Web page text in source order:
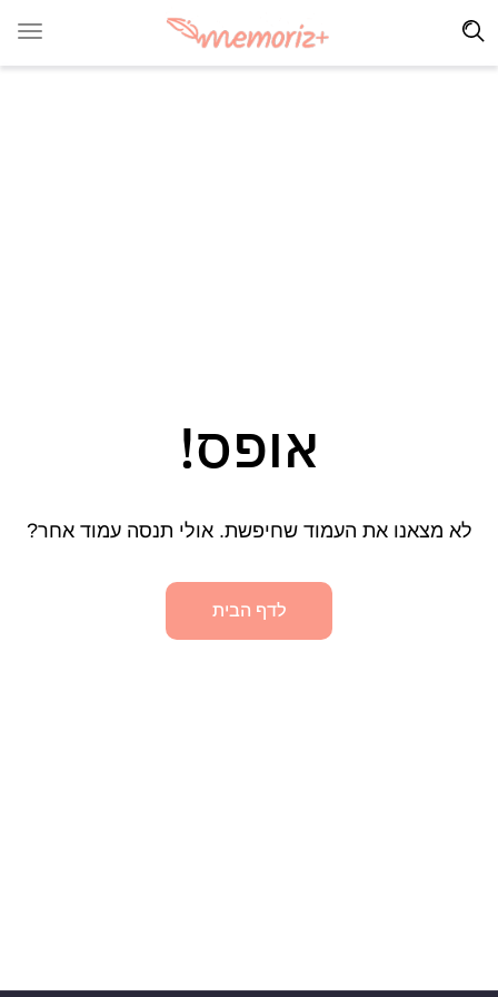
אופס!
לא מצאנו את העמוד שחיפשת. אולי תנסה עמוד אחר?
לדף הבית